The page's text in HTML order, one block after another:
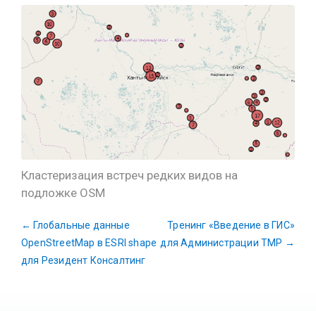
Кластеризация встреч редких видов на
подложке OSM
← Глобальные данные
OpenStreetMap в ESRI shape
для Резидент Консалтинг
Тренинг «Введение в ГИС»
для Администрации ТМР →